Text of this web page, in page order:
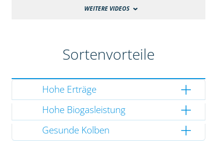
WEITERE VIDEOS
Sortenvorteile
Hohe Erträge
Hohe Biogasleistung
Gesunde Kolben